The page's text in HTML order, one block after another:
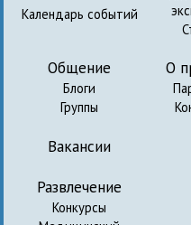
Календарь событий
Общение
Блоги
Группы
Вакансии
Развлечение
Конкурсы
О